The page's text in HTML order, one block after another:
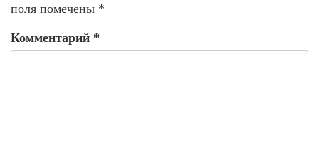
поля помечены *
Комментарий *